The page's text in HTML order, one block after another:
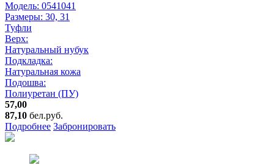
Модель: 0541041
Размеры: 30, 31
Туфли
Верх:
Натуральный нубук
Подкладка:
Натуральная кожа
Подошва:
Полиуретан (ПУ)
57,00
87,10 бел.руб.
Подробнее Забронировать